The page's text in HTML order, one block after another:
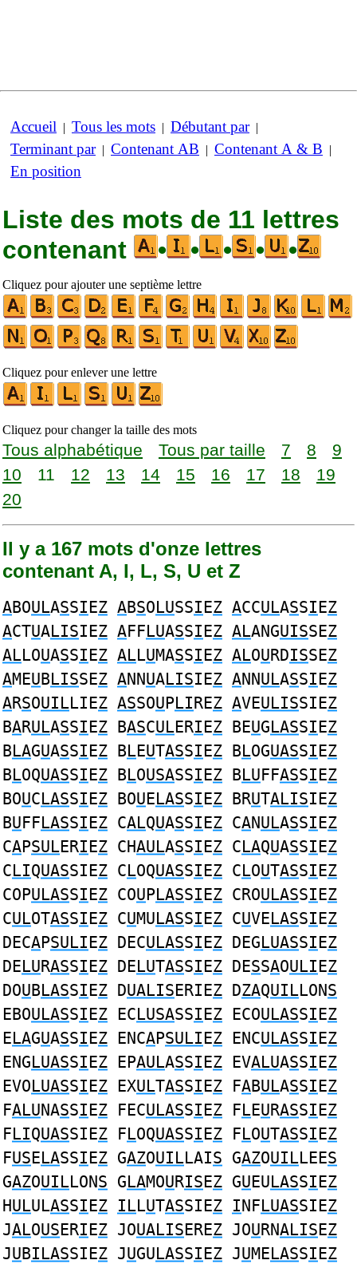
Accueil | Tous les mots | Débutant par|
Terminant par| Contenant AB | Contenant A & B |
En position
Liste des mots de 11 lettres
contenant
• • • • •
Cliquez pour ajouter une septième lettre
Cliquez pour enlever une lettre
Cliquez pour changer la taille des mots
Tous alphabétique Tous par taille 7 8
9
10
11 12 13 14 15 16 17 18
19
20
Il y a 167 mots d'onze lettres
contenant A, I, L, S, U et Z
ABOULASSIEZ ABSOLUSSIEZ ACCULASSIEZ
ACTUALISIEZ AFFLUASSIEZ ALANGUISSEZ
ALLOUASSIEZ ALLUMASSIEZ ALOURDISSEZ
AMEUBLISSEZ ANNUALISIEZ ANNULASSIEZ
ARSOUILLIEZ ASSOUPLIREZ AVEULISSIEZ
BARULASSIEZ BASCULERIEZ BEUGLASSIEZ
BLAGUASSIEZ BLEUTASSIEZ BLOGUASSIEZ
BLOQUASSIEZ BLOUSASSIEZ BLUFFASSIEZ
BOUCLASSIEZ BOUELASSIEZ BRUTALISIEZ
BUFFLASSIEZ CALQUASSIEZ CANULASSIEZ
CAPSULERIEZ CHAULASSIEZ CLAQUASSIEZ
CLIQUASSIEZ CLOQUASSIEZ CLOUTASSIEZ
COPULASSIEZ COUPLASSIEZ CROULASSIEZ
CULOTASSIEZ CUMULASSIEZ CUVELASSIEZ
DECAPSULIEZ DECULASSIEZ DEGLUASSIEZ
DELURASSIEZ DELUTASSIEZ DESSAOULIEZ
DOUBLASSIEZ DUALISERIEZ DZAQUILLONS
EBOULASSIEZ ECLUSASSIEZ ECOULASSIEZ
ELAGUASSIEZ ENCAPSULIEZ ENCULASSIEZ
ENGLUASSIEZ EPAULASSIEZ EVALUASSIEZ
EVOLUASSIEZ EXULTASSIEZ FABULASSIEZ
FALUNASSIEZ FECULASSIEZ FLEURASSIEZ
FLIQUASSIEZ FLOQUASSIEZ FLOUTASSIEZ
FUSELASSIEZ GAZOUILLAIS GAZOUILLEES
GAZOUILLONS GLAMOURISEZ GUEULASSIEZ
HULULASSIEZ ILLUTASSIEZ INFLUASSIEZ
JALOUSERIEZ JOUALISEREZ JOURNALISEZ
JUBILASSIEZ JUGULASSIEZ JUMELASSIEZ